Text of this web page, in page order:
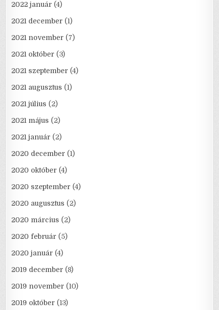
2022 január (4)
2021 december (1)
2021 november (7)
2021 október (3)
2021 szeptember (4)
2021 augusztus (1)
2021 július (2)
2021 május (2)
2021 január (2)
2020 december (1)
2020 október (4)
2020 szeptember (4)
2020 augusztus (2)
2020 március (2)
2020 február (5)
2020 január (4)
2019 december (8)
2019 november (10)
2019 október (13)